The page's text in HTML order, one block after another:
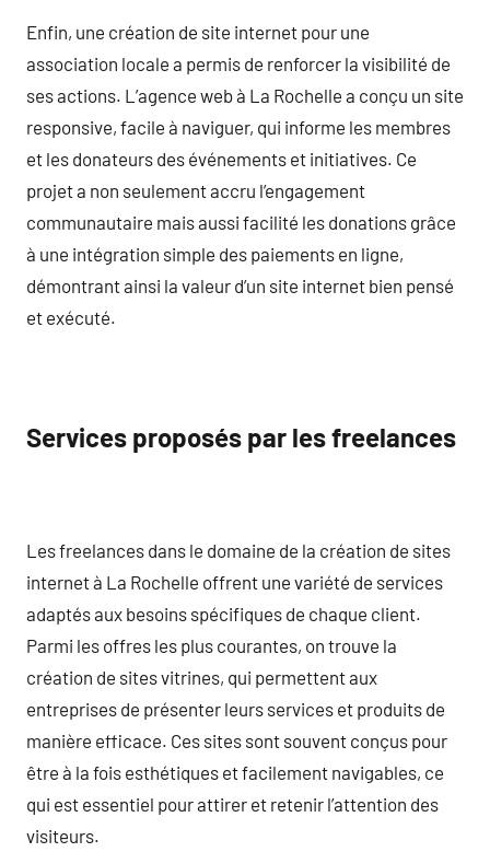
Enfin, une création de site internet pour une
association locale a permis de renforcer la visibilité de
ses actions. L’agence web à La Rochelle a conçu un site
responsive, facile à naviguer, qui informe les membres
et les donateurs des événements et initiatives. Ce
projet a non seulement accru l’engagement
communautaire mais aussi facilité les donations grâce
à une intégration simple des paiements en ligne,
démontrant ainsi la valeur d’un site internet bien pensé
et exécuté.
Services proposés par les freelances
Les freelances dans le domaine de la création de sites
internet à La Rochelle offrent une variété de services
adaptés aux besoins spécifiques de chaque client.
Parmi les offres les plus courantes, on trouve la
création de sites vitrines, qui permettent aux
entreprises de présenter leurs services et produits de
manière efficace. Ces sites sont souvent conçus pour
être à la fois esthétiques et facilement navigables, ce
qui est essentiel pour attirer et retenir l’attention des
visiteurs.